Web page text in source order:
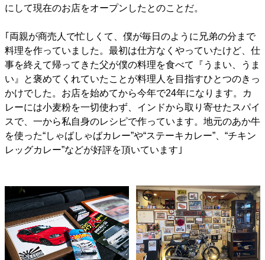
にして現在のお店をオープンしたとのことだ。
｢両親が商売人で忙しくて、僕が毎日のように兄弟の分まで
料理を作っていました。最初は仕方なくやっていたけど、仕
事を終えて帰ってきた父が僕の料理を食べて『うまい、うま
い』と褒めてくれていたことが料理人を目指すひとつのきっ
かけでした。お店を始めてから今年で24年になります。カ
レーには小麦粉を一切使わず、インドから取り寄せたスパイ
スで、一から私自身のレシピで作っています。地元のあか牛
を使った“しゃばしゃばカレー”や“ステーキカレー”、“チキン
レッグカレー”などが好評を頂いています｣